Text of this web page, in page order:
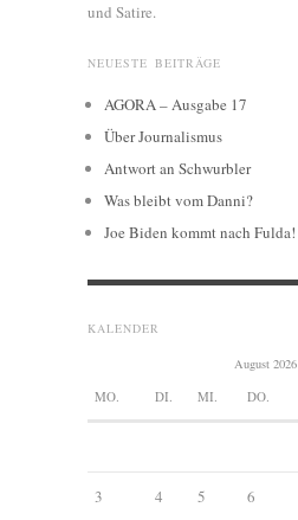
und Satire.
NEUESTE BEITRÄGE
AGORA – Ausgabe 17
Über Journalismus
Antwort an Schwurbler
Was bleibt vom Danni?
Joe Biden kommt nach Fulda!
KALENDER
August 2026
MO. DI. MI. DO.
3 4 5 6